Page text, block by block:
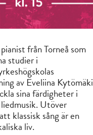
från Torneå som
studier i
av Eveliina Kytömäki
sina färdigheter i
liedmusik. Utöver
klassisk sång är en
liv.